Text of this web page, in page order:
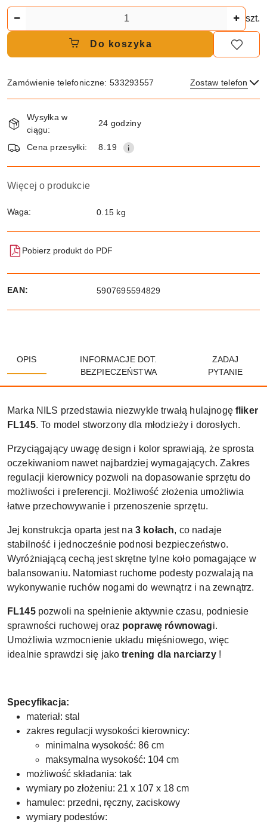
szt.
Do koszyka
Zamówienie telefoniczne: 533293557 Zostaw telefon
i
dostawa
Wysyłka w
ciągu:
24 godziny
Cena przesyłki: 8.19
Więcej o produkcie
Waga: 0.15 kg
Pobierz produkt do PDF
EAN: 5907695594829
OPIS
INFORMACJE DOT.
BEZPIECZEŃSTWA
ZADAJ
PYTANIE
Marka NILS przedstawia niezwykle trwałą hulajnogę fliker
FL145. To model stworzony dla młodzieży i dorosłych.
Przyciągający uwagę design i kolor sprawiają, że sprosta
oczekiwaniom nawet najbardziej wymagających. Zakres
regulacji kierownicy pozwoli na dopasowanie sprzętu do
możliwości i preferencji. Możliwość złożenia umożliwia
łatwe przechowywanie i przenoszenie sprzętu.
Jej konstrukcja oparta jest na 3 kołach, co nadaje
stabilność i jednocześnie podnosi bezpieczeństwo.
Wyróżniającą cechą jest skrętne tylne koło pomagające w
balansowaniu. Natomiast ruchome podesty pozwalają na
wykonywanie ruchów nogami do wewnątrz i na zewnątrz.
FL145pozwoli na spełnienie aktywnie czasu, podniesie
sprawności ruchowej oraz poprawę równowagi.
Umożliwia wzmocnienie układu mięśniowego, więc
idealnie sprawdzi się jakotrening dla narciarzy!
Specyfikacja:
materiał: stal
zakres regulacji wysokości kierownicy:
minimalna wysokość: 86 cm
maksymalna wysokość: 104 cm
możliwość składania: tak
wymiary po złożeniu: 21 x 107 x 18 cm
hamulec: przedni, ręczny, zaciskowy
wymiary podestów: